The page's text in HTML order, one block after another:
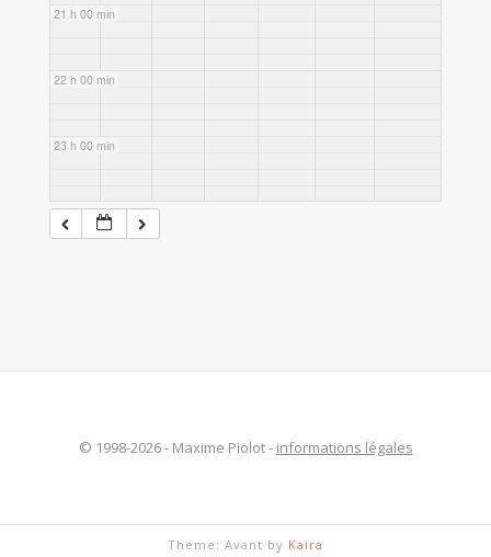
21 h 00 min
22 h 00 min
23 h 00 min
© 1998-2026 - Maxime Piolot - informations légales
Theme: Avant by Kaira